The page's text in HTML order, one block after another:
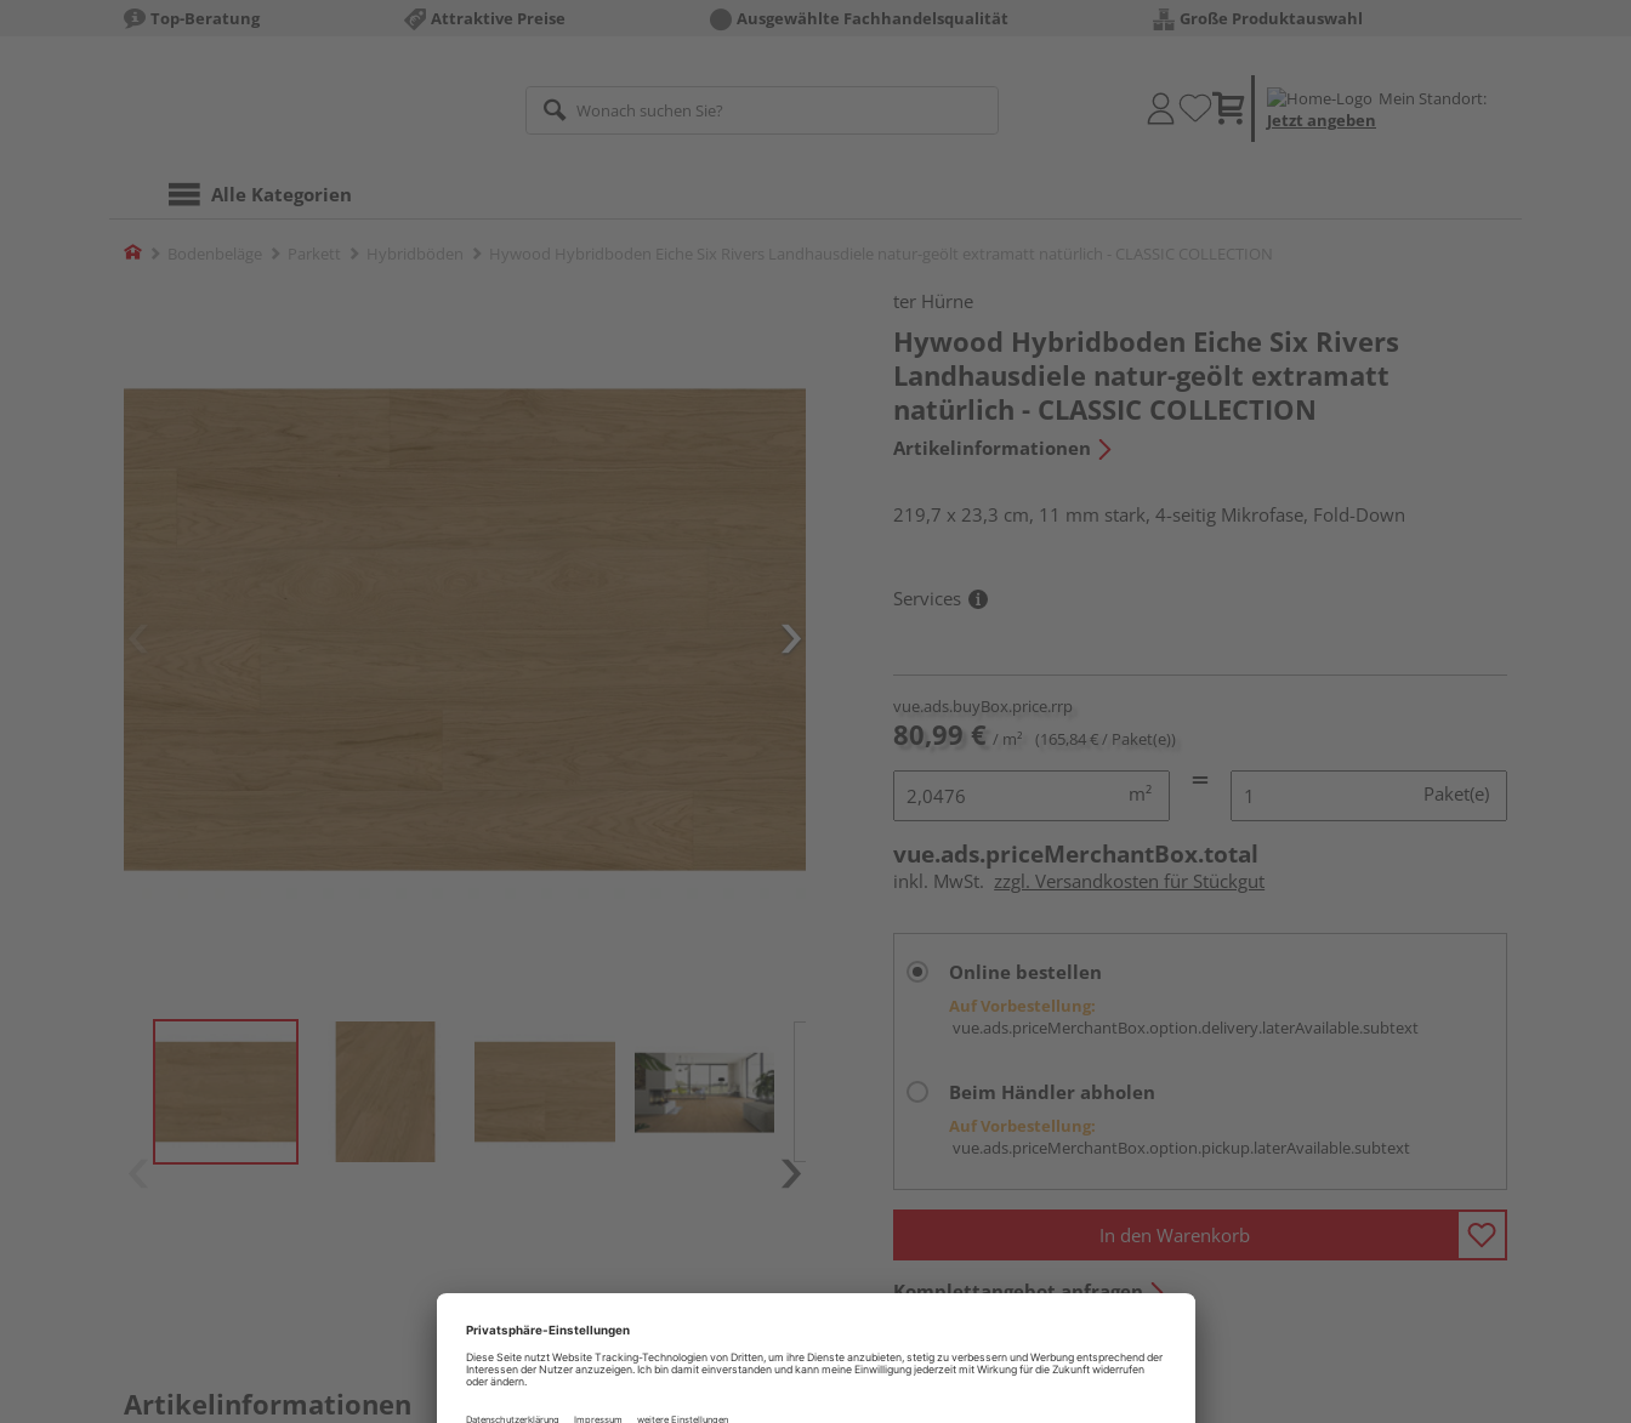
Top-Beratung Attraktive Preise Ausgewählte Fachhandelsqualität Große Produktauswahl
Mein Standort:
Jetzt angeben
Alle Kategorien
Home
ter Hürne
Hywood Hybridboden Eiche Six Rivers
Landhausdiele natur-geölt extramatt
natürlich - CLASSIC COLLECTION
Artikelinformationen
219,7 x 23,3 cm, 11 mm stark, 4-seitig Mikrofase, Fold-Down
Services
vue.ads.buyBox.price.rrp
80,99 € / m² (165,84 € / Paket(e))
m² Paket(e)
vue.ads.priceMerchantBox.total
inkl. MwSt. zzgl. Versandkosten für Stückgut
Online bestellen
Auf Vorbestellung:
vue.ads.priceMerchantBox.option.delivery.laterAvailable.subtext
Beim Händler abholen
Auf Vorbestellung:
vue.ads.priceMerchantBox.option.pickup.laterAvailable.subtext
In den Warenkorb
Komplettangebot anfragen
Artikelinformationen